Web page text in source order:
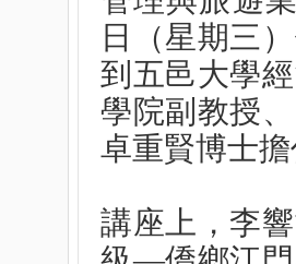
日（星期三
到五邑大學
學院副教授
卓重賢博士
講座上，李